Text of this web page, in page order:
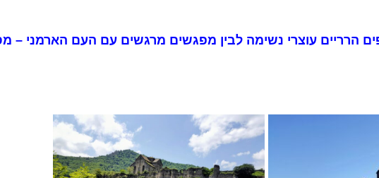
הרריים עוצרי נשימה לבין מפגשים מרגשים עם העם הארמני –